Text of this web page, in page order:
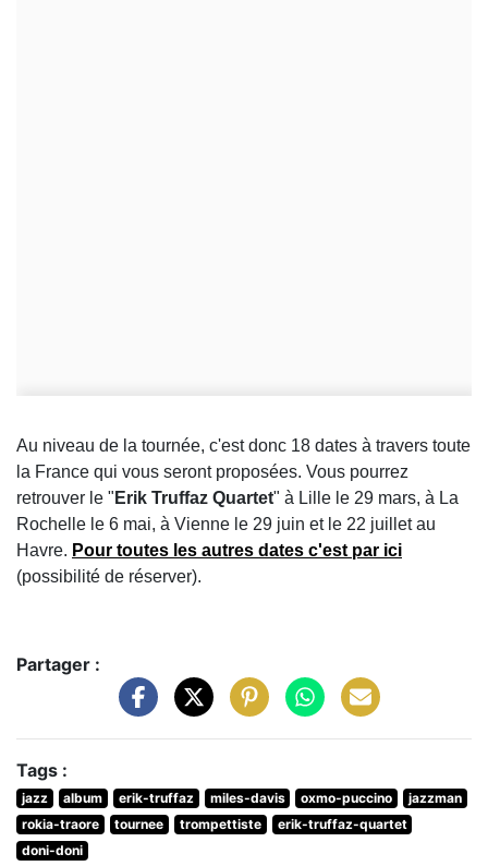
Au niveau de la tournée, c'est donc 18 dates à travers toute
la France qui vous seront proposées. Vous pourrez
retrouver le " Erik Truffaz Quartet" à Lille le 29 mars, à La
Rochelle le 6 mai, à Vienne le 29 juin et le 22 juillet au
Havre. Pour toutes les autres dates c'est par ici
(possibilité de réserver).
Partager :
Tags :
jazz album erik-truffaz miles-davis oxmo-puccino
jazzman
rokia-traore
tournee trompettiste
erik-truffaz-quartet
doni-doni